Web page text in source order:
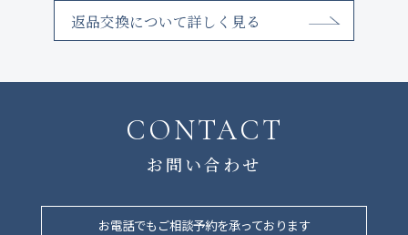
返品交換について詳しく見る
CONTACT
お問い合わせ
お電話でもご相談予約を承っております